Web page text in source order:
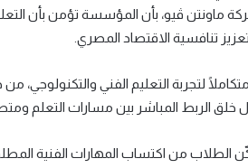
ڤيو، بأن المؤسسة تؤمن بأن
تنافسية الاقتصاد المصري.
لتجربة التعليم الفني والتكنولوجي، من
خلق الربط المباشر بين مسارات التعلم
الطلاب من اكتساب المهارات الفنية